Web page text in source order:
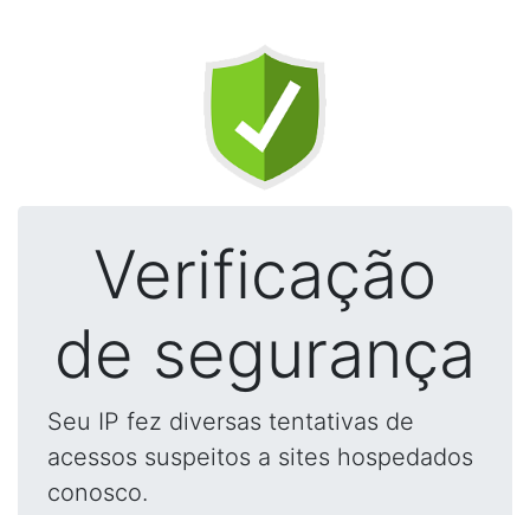
Verificação
de segurança
Seu IP fez diversas tentativas de
acessos suspeitos a sites hospedados
conosco.